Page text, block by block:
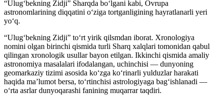
“Ulug‘bekning Zidji” Sharqda bo‘lgani kabi, Ovrupa
astronomlarining diqqatini o‘ziga tortganligining hayratlanarli yeri
yo‘q.
“Ulug‘bekning Zidji” to‘rt yirik qilsmdan iborat. Xronologiya
nomini olgan birinchi qismida turli Sharq xalqlari tomonidan qabul
qilingan xronologik usullar bayon etilgan. Ikkinchi qismida amaliy
astronomiya masalalari ifodalangan, uchinchisi — dunyoning
geomarkaziy tizimi asosida ko‘zga ko‘rinarli yulduzlar harakati
haqida ma’lumot bersa, to‘rtinchisi astrologiyaga bag‘ishlanadi —
o‘rta asrlar dunyoqarashi fanining muqarrar taqdiri.